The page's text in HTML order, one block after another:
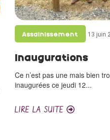
Assainissement 13 juin
Inaugurations
Ce n’est pas une mais bien
inaugurées ce jeudi 12...
LIRE LA SUITE